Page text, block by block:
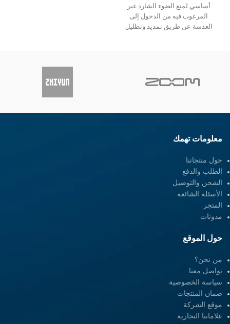
أساسي لمنع الضوء الشارد غير
المرغوب فيه من الدخول إلى
العدسة عن طريق تمديد وتظليل
معلومات تهمك
حول منتجاتنا
الطلب والدفع
الشحن والتوصيل
الأسئلة الشائعة
المتجر
مدونات
حول الموقع
من نحن؟
تواصل معنا
سياسة الخصوصية
ضمان المنتجات
موقع الشركة
علاماتنا التجارية